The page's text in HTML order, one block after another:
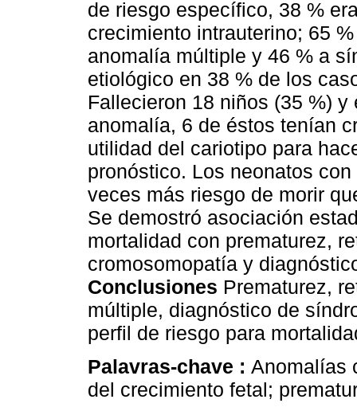
de riesgo específico, 38 %
crecimiento intrauterino; 65
anomalía múltiple y 46 % a
etiológico en 38 % de los
Fallecieron 18 niños (35 %)
anomalía, 6 de éstos tenían
utilidad del cariotipo para
pronóstico. Los neonatos
veces más riesgo de morir
Se demostró asociación
mortalidad con prematurez,
cromosomopatía y
Conclusiones Prematurez,
múltiple, diagnóstico de
perfil de riesgo para
Palavras-chave : Anomalías
del crecimiento fetal;